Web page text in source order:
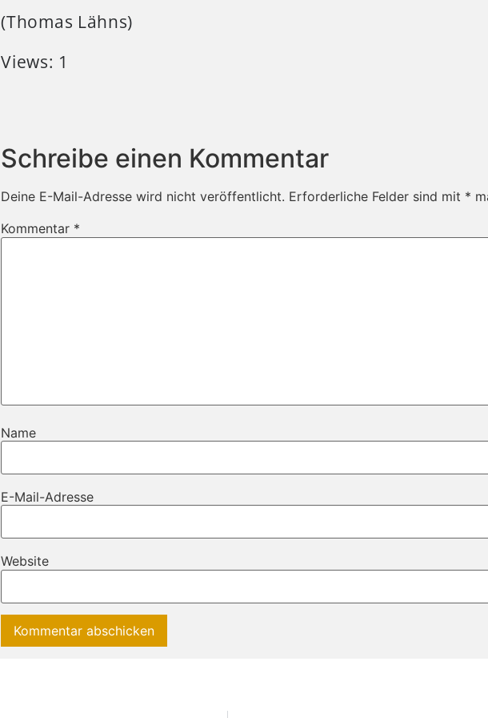
(Thomas Lähns)
Views: 1
Schreibe einen Kommentar
Deine E-Mail-Adresse wird nicht veröffentlicht. Erforderliche Felder sind mit *
Kommentar *
Name
E-Mail-Adresse
Website